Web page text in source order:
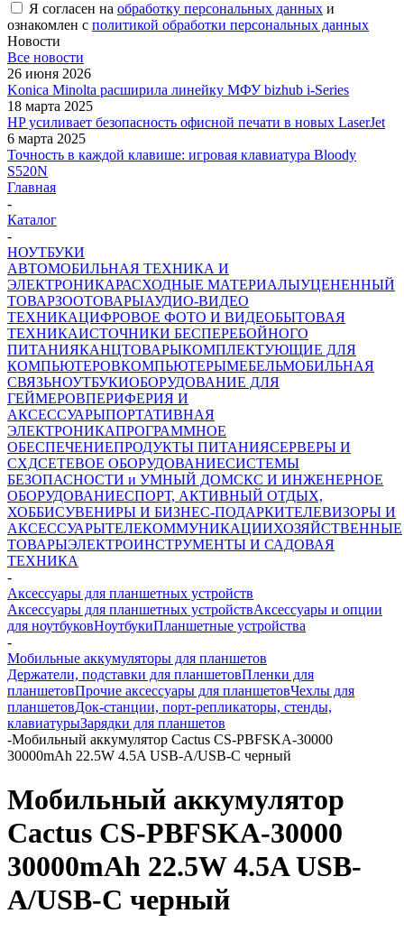
Я согласен на обработку персональных данных и
ознакомлен с политикой обработки персональных данных
Новости
Все новости
26 июня 2026
Konica Minolta расширила линейку МФУ bizhub i-Series
18 марта 2025
HP усиливает безопасность офисной печати в новых LaserJet
6 марта 2025
Точность в каждой клавише: игровая клавиатура Bloody
S520N
Главная
-
Каталог
-
НОУТБУКИ
АВТОМОБИЛЬНАЯ ТЕХНИКА И
ЭЛЕКТРОНИКАРАСХОДНЫЕ МАТЕРИАЛЫУЦЕНЕННЫЙ
ТОВАРЗООТОВАРЫАУДИО-ВИДЕО
ТЕХНИКАЦИФРОВОЕ ФОТО И ВИДЕОБЫТОВАЯ
ТЕХНИКАИСТОЧНИКИ БЕСПЕРЕБОЙНОГО
ПИТАНИЯКАНЦТОВАРЫКОМПЛЕКТУЮЩИЕ ДЛЯ
КОМПЬЮТЕРОВКОМПЬЮТЕРЫМЕБЕЛЬМОБИЛЬНАЯ
СВЯЗЬНОУТБУКИОБОРУДОВАНИЕ ДЛЯ
ГЕЙМЕРОВПЕРИФЕРИЯ И
АКСЕССУАРЫПОРТАТИВНАЯ
ЭЛЕКТРОНИКАПРОГРАММНОЕ
ОБЕСПЕЧЕНИЕПРОДУКТЫ ПИТАНИЯСЕРВЕРЫ И
СХДСЕТЕВОЕ ОБОРУДОВАНИЕСИСТЕМЫ
БЕЗОПАСНОСТИ и УМНЫЙ ДОМСКС И ИНЖЕНЕРНОЕ
ОБОРУДОВАНИЕСПОРТ, АКТИВНЫЙ ОТДЫХ,
ХОББИСУВЕНИРЫ И БИЗНЕС-ПОДАРКИТЕЛЕВИЗОРЫ И
АКСЕССУАРЫТЕЛЕКОММУНИКАЦИИХОЗЯЙСТВЕННЫЕ
ТОВАРЫЭЛЕКТРОИНСТРУМЕНТЫ И САДОВАЯ
ТЕХНИКА
-
Аксессуары для планшетных устройств
Аксессуары для планшетных устройствАксессуары и опции
для ноутбуковНоутбукиПланшетные устройства
-
Мобильные аккумуляторы для планшетов
Держатели, подставки для планшетовПленки для
планшетовПрочие аксессуары для планшетовЧехлы для
планшетовДок-станции, порт-репликаторы, стенды,
клавиатурыЗарядки для планшетов
-Мобильный аккумулятор Cactus CS-PBFSKA-30000
30000mAh 22.5W 4.5A USB-A/USB-C черный
Мобильный аккумулятор
Cactus CS-PBFSKA-30000
30000mAh 22.5W 4.5A USB-
A/USB-C черный